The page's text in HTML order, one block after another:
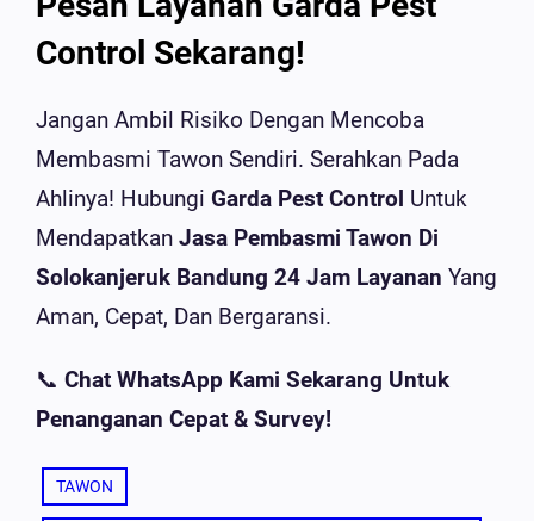
Control Sekarang!
Jangan Ambil Risiko Dengan Mencoba
Membasmi Tawon Sendiri. Serahkan Pada
Ahlinya! Hubungi Garda Pest Control Untuk
Mendapatkan Jasa Pembasmi Tawon Di
Solokanjeruk Bandung 24 Jam Layanan Yang
Aman, Cepat, Dan Bergaransi.
📞 Chat WhatsApp Kami Sekarang Untuk
Penanganan Cepat & Survey!
TAWON